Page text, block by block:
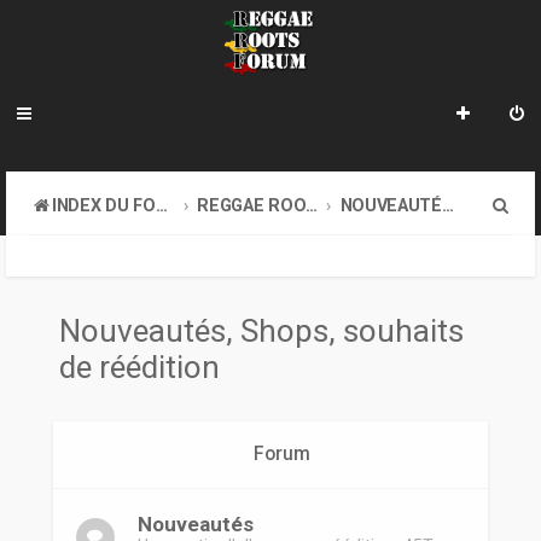
INDEX DU FORUM REGGAE ROOTS MUSIC NOUVEAUTÉS, SHOPS, SOUHAITS DE RÉÉDITION
Nouveautés, Shops, souhaits
de réédition
Forum
Nouveautés